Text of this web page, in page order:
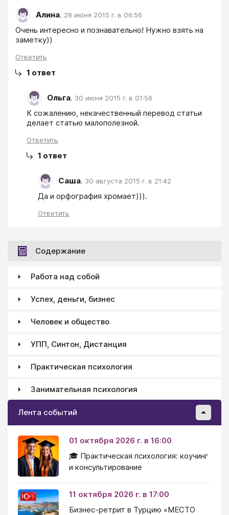
Алина, 28 июня 2015 г. в 06:56
Очень интересно и познавательно! Нужно взять на
заметку))
Ответить
1 ответ
Ольга, 30 июня 2015 г. в 01:56
К сожалению, некачественный перевод статьи
делает статью малополезной.
Ответить
1 ответ
Саша, 30 августа 2015 г. в 21:42
Да и орфография хромает))).
Ответить
Содержание
Работа над собой
Успех, деньги, бизнес
Человек и общество
УПП, Синтон, Дистанция
Практическая психология
Занимательная психология
Лента событий
01 октября 2026 г. в 16:00
🎓 Практическая психология: коучинг
и консультирование
11 октября 2026 г. в 17:00
Бизнес-ретрит в Турцию «МЕСТО